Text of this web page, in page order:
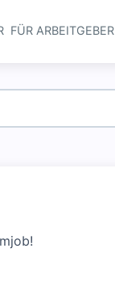
FÜR ARBEITGEBER